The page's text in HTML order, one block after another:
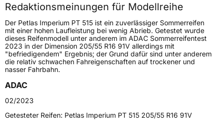
Höchstgeschwindigkeit
210 km/h
Lastindex95
Höchstlast690 kg
Gewicht (in kg)11 kg
Generelle Merkmale
Fahrzeugtyp
VerwendungSommerreifen
Redaktionsmeinungen für Modellreihe
Der Petlas Imperium PT 515 ist ein zuverlässiger Sommerreifen
mit einer hohen Laufleistung bei wenig Abrieb. Getestet wurde
dieses Reifenmodell unter anderem im ADAC Sommerreifentest
2023 in der Dimension 205/55 R16 91V allerdings mit
"befriedigendem" Ergebnis; der Grund dafür sind unter anderem
die relativ schwachen Fahreigenschaften auf trockener und
nasser Fahrbahn.
ADAC
02/2023
Getesteter Reifen: Petlas Imperium PT 515 205/55 R16 91V